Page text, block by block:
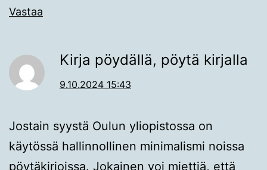
Vastaa
Kirja pöydällä, pöytä kirjalla
9.10.2024 15:43
Jostain syystä Oulun yliopistossa on
käytössä hallinnollinen minimalismi noissa
pöytäkirjoissa. Jokainen voi miettiä, että